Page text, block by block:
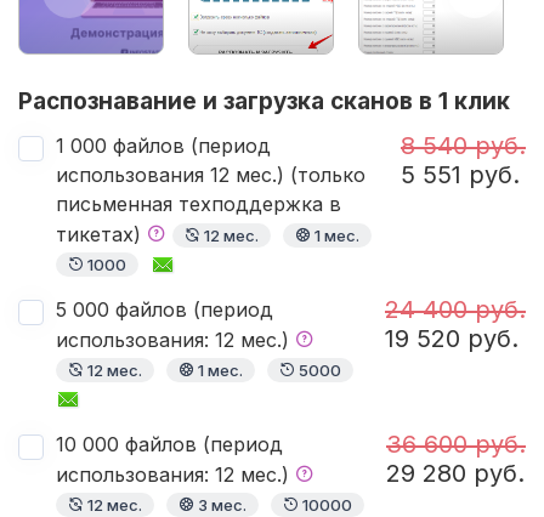
Распознавание и загрузка сканов в 1 клик
1 000 файлов (период
использования 12 мес.) (только
письменная техподдержка в
тикетах)
12 мес.
1 мес.
1000
8 540 руб.
5 551 руб.
5 000 файлов (период
использования: 12 мес.)
12 мес. 1 мес. 5000
24 400 руб.
19 520 руб.
10 000 файлов (период
использования: 12 мес.)
12 мес. 3 мес. 10000
36 600 руб.
29 280 руб.